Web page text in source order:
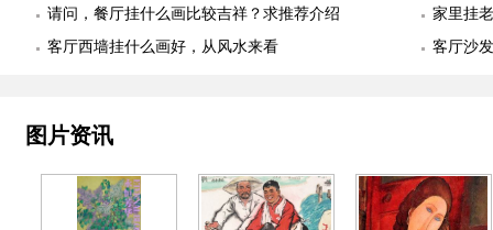
适合么？
幅
请问，餐厅挂什么画比较吉祥？求推荐介绍
家里挂
客厅西墙挂什么画好，从风水来看
客厅沙
图片资讯